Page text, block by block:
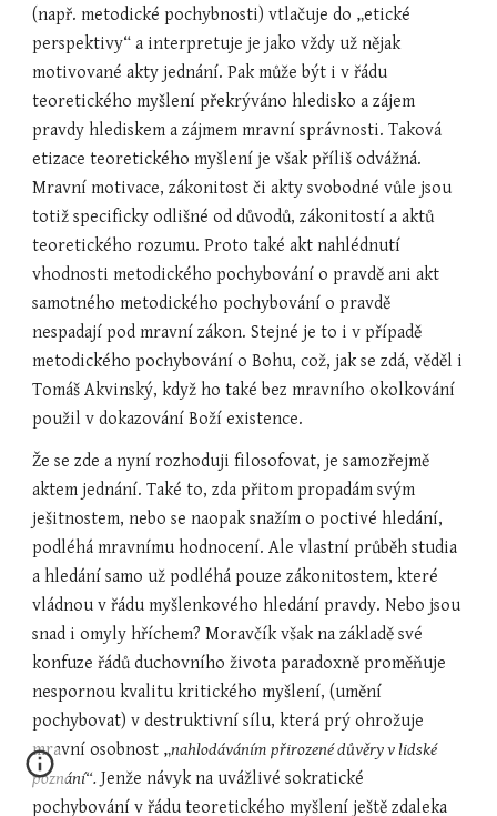
(např. metodické pochybnosti) vtlačuje do „etické
perspektivy“ a interpretuje je jako vždy už nějak
motivované akty jednání. Pak může být i v řádu
teoretického myšlení překrýváno hledisko a zájem
pravdy hlediskem a zájmem mravní správnosti. Taková
etizace teoretického myšlení je však příliš odvážná.
Mravní motivace, zákonitost či akty svobodné vůle jsou
totiž specificky odlišné od důvodů, zákonitostí a aktů
teoretického rozumu. Proto také akt nahlédnutí
vhodnosti metodického pochybování o pravdě ani akt
samotného metodického pochybování o pravdě
nespadají pod mravní zákon. Stejné je to i v případě
metodického pochybování o Bohu, což, jak se zdá, věděl i
Tomáš Akvinský, když ho také bez mravního okolkování
použil v dokazování Boží existence.
Že se zde a nyní rozhoduji filosofovat, je samozřejmě
aktem jednání. Také to, zda přitom propadám svým
ješitnostem, nebo se naopak snažím o poctivé hledání,
podléhá mravnímu hodnocení. Ale vlastní průběh studia
a hledání samo už podléhá pouze zákonitostem, které
vládnou v řádu myšlenkového hledání pravdy. Nebo jsou
snad i omyly hříchem? Moravčík však na základě své
konfuze řádů duchovního života paradoxně proměňuje
nespornou kvalitu kritického myšlení, (umění
pochybovat) v destruktivní sílu, která prý ohrožuje
mravní osobnost „nahlodáváním přirozené důvěry v lidské
poznání“. Jenže návyk na uvážlivé sokratické
pochybování v řádu teoretického myšlení ještě zdaleka